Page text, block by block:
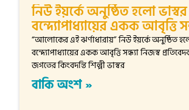
নিউ ইয়র্কে অনুষ্ঠিত হলো ভাস্বর
বন্দ্যোপাধ্যায়ের একক আবৃত্তি
“আলোকের এই ঝর্ণাধারায়” নিউ ইয়র্কে অনুষ্ঠিত
বন্দ্যোপাধ্যায়ের একক আবৃত্তি সন্ধ্যা নিজস্ব
জগতের কিংবদন্তি শিল্পী ভাস্বর
বাকি অংশ »